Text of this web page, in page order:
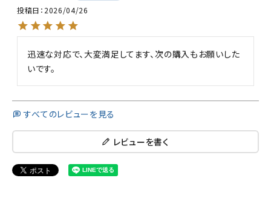
投稿日 2026/04/26
迅速な対応で、大変満足してます、次の購入もお願いした
いです。
すべてのレビューを見る
レビューを書く